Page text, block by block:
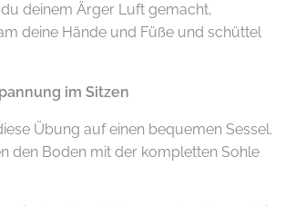
deinem Ärger Luft gemacht,
deine Hände und Füße und schüttel
im Sitzen
Übung auf einen bequemen Sessel.
den Boden mit der kompletten Sohle